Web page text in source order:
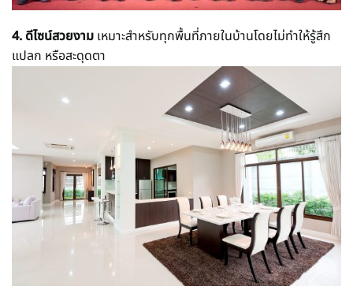
4. ดีไซน์สวยงาม เหมาะสำหรับทุกพื้นที่ภายในบ้านโดยไม่ทำให้รู้สึก
แปลก หรือสะดุดตา